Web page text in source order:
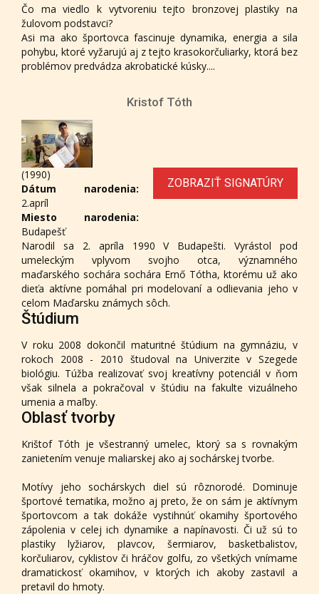
Čo ma viedlo k vytvoreniu tejto bronzovej plastiky na
žulovom podstavci?
Asi ma ako športovca fascinuje dynamika, energia a sila
pohybu, ktoré vyžarujú aj z tejto krasokorčuliarky, ktorá bez
problémov predvádza akrobatické kúsky....
Kristof Tóth
ZOBRAZIŤ SIGNATÚRY
(1990)
Dátum narodenia:
2.apríl
Miesto narodenia:
Budapešť
Narodil sa 2. apríla 1990 V Budapešti. Vyrástol pod
umeleckým vplyvom svojho otca, významného
maďarského sochára sochára Ernő Tótha, ktorému už ako
dieťa aktívne pomáhal pri modelovaní a odlievania jeho v
celom Maďarsku známych sôch.
Štúdium
V roku 2008 dokončil maturitné štúdium na gymnáziu, v
rokoch 2008 - 2010 študoval na Univerzite v Szegede
biológiu. Túžba realizovať svoj kreatívny potenciál v ňom
však silnela a pokračoval v štúdiu na fakulte vizuálneho
umenia a maľby.
Oblasť tvorby
Krištof Tóth je všestranný umelec, ktorý sa s rovnakým
zanietením venuje maliarskej ako aj sochárskej tvorbe.
Motívy jeho sochárskych diel sú rôznorodé. Dominuje
športové tematika, možno aj preto, že on sám je aktívnym
športovcom a tak dokáže vystihnúť okamihy športového
zápolenia v celej ich dynamike a napínavosti. Či už sú to
plastiky lyžiarov, plavcov, šermiarov, basketbalistov,
korčuliarov, cyklistov či hráčov golfu, zo všetkých vnímame
dramatickosť okamihov, v ktorých ich akoby zastavil a
pretavil do hmoty.